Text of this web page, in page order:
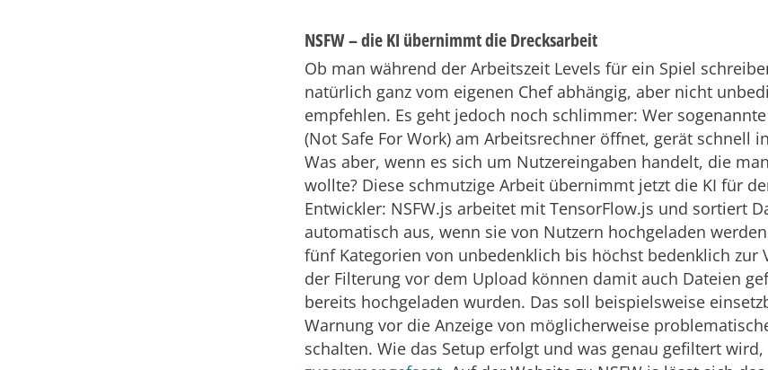
NSFW – die KI übernimmt die Drecksarbeit
Ob man während der Arbeitszeit Levels für ein Spiel
natürlich ganz vom eigenen Chef abhängig, aber nicht
empfehlen. Es geht jedoch noch schlimmer: Wer
(Not Safe For Work) am Arbeitsrechner öffnet, gerät schnell
Was aber, wenn es sich um Nutzereingaben handelt, die
wollte? Diese schmutzige Arbeit übernimmt jetzt die KI für
Entwickler: NSFW.js arbeitet mit TensorFlow.js und sortiert
automatisch aus, wenn sie von Nutzern hochgeladen
fünf Kategorien von unbedenklich bis höchst bedenklich zur
der Filterung vor dem Upload können damit auch Dateien
bereits hochgeladen wurden. Das soll beispielsweise
Warnung vor die Anzeige von möglicherweise
schalten. Wie das Setup erfolgt und was genau gefiltert wird,